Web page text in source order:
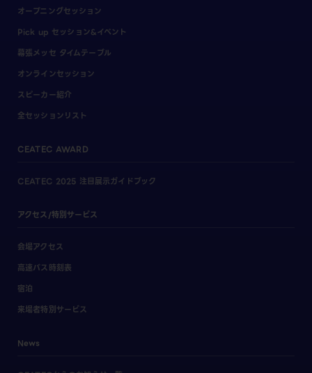
オープニングセッション
Pick up セッション&イベント
幕張メッセ タイムテーブル
オンラインセッション
スピーカー紹介
全セッションリスト
CEATEC AWARD
CEATEC 2025 注目展示ガイドブック
アクセス/特別サービス
会場アクセス
高速バス時刻表
宿泊
来場者特別サービス
News